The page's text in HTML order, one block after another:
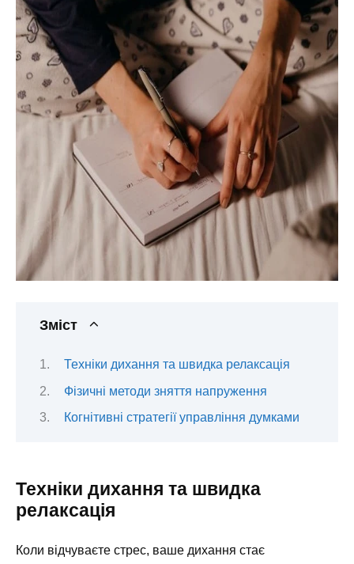
Зміст
Техніки дихання та швидка релаксація
Фізичні методи зняття напруження
Когнітивні стратегії управління думками
Техніки дихання та швидка
релаксація
Коли відчуваєте стрес, ваше дихання стає